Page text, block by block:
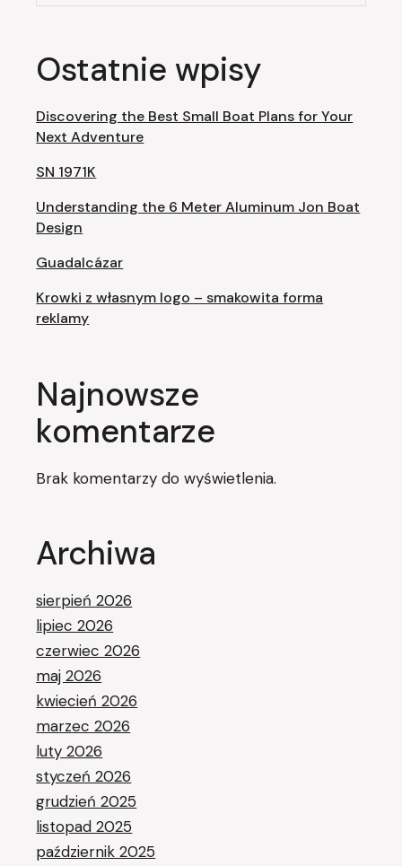
Ostatnie wpisy
Discovering the Best Small Boat Plans for Your
Next Adventure
SN 1971K
Understanding the 6 Meter Aluminum Jon Boat
Design
Guadalcázar
Krowki z własnym logo – smakowita forma
reklamy
Najnowsze
komentarze
Brak komentarzy do wyświetlenia.
Archiwa
sierpień 2026
lipiec 2026
czerwiec 2026
maj 2026
kwiecień 2026
marzec 2026
luty 2026
styczeń 2026
grudzień 2025
listopad 2025
październik 2025